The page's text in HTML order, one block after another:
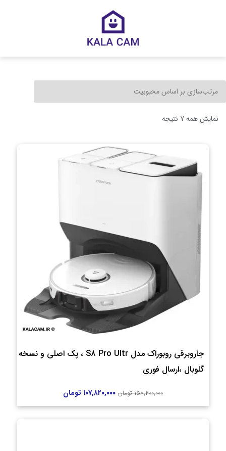
نمایش همه 7 نتیجه
جاروبرقی روبوراک مدل S8 Pro Ultr ، پک اصلی و نسخه
گلوبال ،ارسال فوری
۱۵۸,۴۰۰,۰۰۰ تومان ۱۰۷,۸۲۰,۰۰۰ تومان